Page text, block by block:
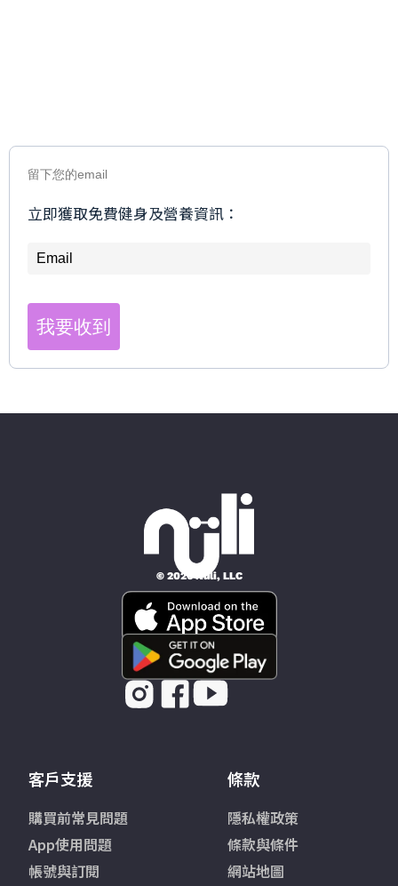
留下您的email
立即獲取免費健身及營養資訊：
我要收到
© 2026 Nüli, LLC
客戶支援
購買前常見問題
App使用問題
帳號與訂閱
條款
隱私權政策
條款與條件
網站地圖